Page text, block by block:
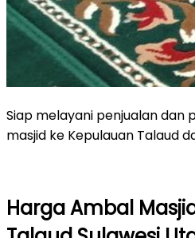
Siap melayani penjualan dan
masjid ke Kepulauan Talaud
Harga Ambal